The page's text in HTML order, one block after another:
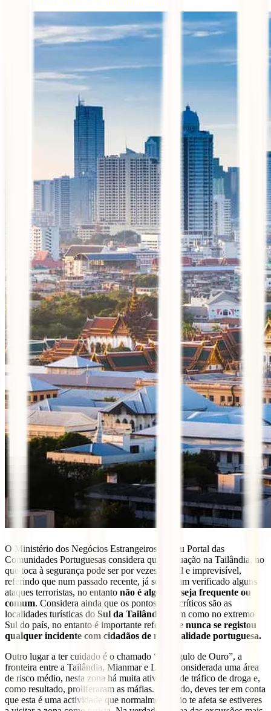
O Ministério dos Negócios Estrangeiros no seu Portal das
Comunidades Portuguesas considera que a situação na Tailândia, no
que toca à segurança pode ser por vezes volátil e imprevisível,
referindo que num passado recente, já se tenham verificado alguns
ataques terroristas, no entanto não é algo que seja frequente ou
comum. Considera ainda que os pontos mais críticos são as
localidades turísticas do Sul da Tailândia
, bem como no extremo
Sul do país, no entanto é importante referir que nunca se registou
qualquer incidente com cidadãos de nacionalidade portuguesa.
Outro lugar a ter cuidado é o chamado “Triângulo de Ouro”, a
fronteira entre a Tailândia, Mianmar e Laos. Considerada uma área
de risco médio, nesta zona há muita atividade de tráfico de droga e,
como resultado, proliferaram as máfias. Contudo, deves ter em conta
que esta é uma actividade que normalmente não te afeta se estiveres